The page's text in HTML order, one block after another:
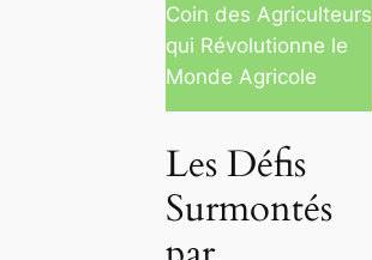
Coin des Agriculteurs
qui Révolutionne le
Monde Agricole
Les Défis
Surmontés